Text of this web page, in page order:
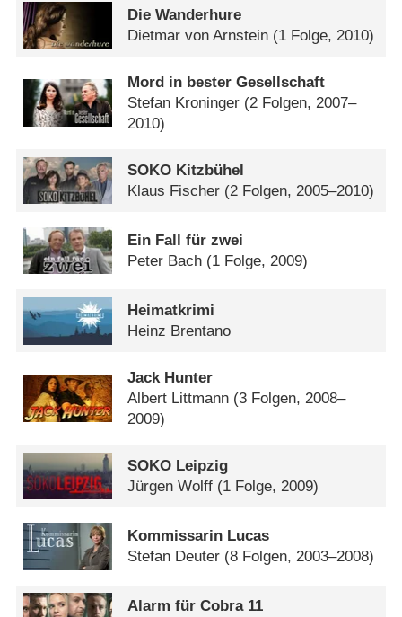
Die Wanderhure
Dietmar von Arnstein (1 Folge, 2010)
Mord in bester Gesellschaft
Stefan Kroninger (2 Folgen, 2007–
2010)
SOKO Kitzbühel
Klaus Fischer (2 Folgen, 2005–2010)
Ein Fall für zwei
Peter Bach (1 Folge, 2009)
Heimatkrimi
Heinz Brentano
Jack Hunter
Albert Littmann (3 Folgen, 2008–
2009)
SOKO Leipzig
Jürgen Wolff (1 Folge, 2009)
Kommissarin Lucas
Stefan Deuter (8 Folgen, 2003–2008)
Alarm für Cobra 11